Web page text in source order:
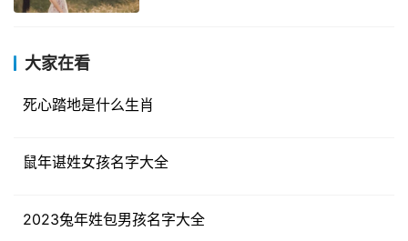
大家在看
死心踏地是什么生肖
鼠年谌姓女孩名字大全
2023兔年姓包男孩名字大全